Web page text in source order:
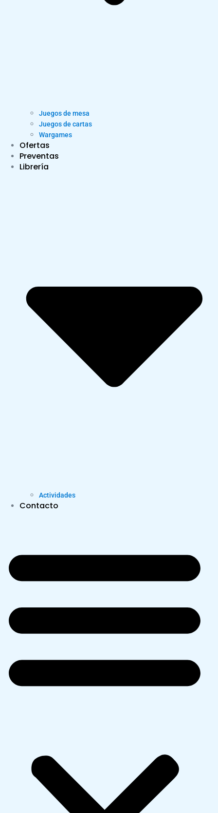
Juegos de mesa
Juegos de cartas
Wargames
Ofertas
Preventas
Librería
Actividades
Contacto